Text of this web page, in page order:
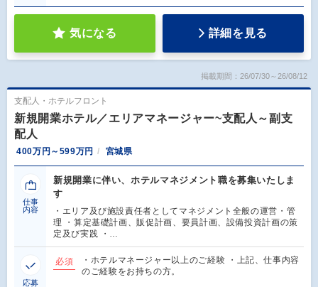
気になる 詳細を見る
掲載期間：26/07/30～26/08/12
支配人・ホテルフロント
新規開業ホテル／エリアマネージャー~支配人～副支
配人
400万円～599万円 宮城県
仕事
内容
新規開業に伴い、ホテルマネジメント職を募集いたしま
す
・エリア及び施設責任者としてマネジメント全般の運営・管
理 ・算定基礎計画、販促計画、要員計画、設備投資計画の策
定及び実践 ・…
応募
必須
・ホテルマネージャー以上のご経験 ・上記、仕事内容
のご経験をお持ちの方。